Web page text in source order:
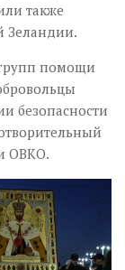
также
Зеландии.
помощи
безопасности
ОВКО.